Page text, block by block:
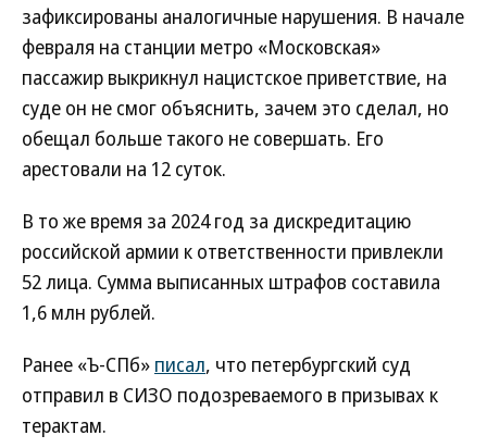
зафиксированы аналогичные нарушения. В начале
февраля на станции метро «Московская»
пассажир выкрикнул нацистское приветствие, на
суде он не смог объяснить, зачем это сделал, но
обещал больше такого не совершать. Его
арестовали на 12 суток.
В то же время за 2024 год за дискредитацию
российской армии к ответственности привлекли
52 лица. Сумма выписанных штрафов составила
1,6 млн рублей.
Ранее «Ъ-СПб» писал, что петербургский суд
отправил в СИЗО подозреваемого в призывах к
терактам.